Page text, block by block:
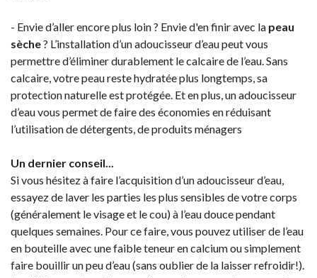
- Envie d’aller encore plus loin ? Envie d'en finir avec la peau
sèche? L’installation d’un adoucisseur d’eau peut vous
permettre d’éliminer durablement le calcaire de l’eau. Sans
calcaire, votre peau reste hydratée plus longtemps, sa
protection naturelle est protégée. Et en plus, un adoucisseur
d’eau vous permet de faire des économies en réduisant
l’utilisation de détergents, de produits ménagers
Un dernier conseil...
Si vous hésitez à faire l’acquisition d’un adoucisseur d’eau,
essayez de laver les parties les plus sensibles de votre corps
(généralement le visage et le cou) à l’eau douce pendant
quelques semaines. Pour ce faire, vous pouvez utiliser de l’eau
en bouteille avec une faible teneur en calcium ou simplement
faire bouillir un peu d’eau (sans oublier de la laisser refroidir!).